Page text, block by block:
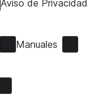
Aviso de Privacidad
Manuales